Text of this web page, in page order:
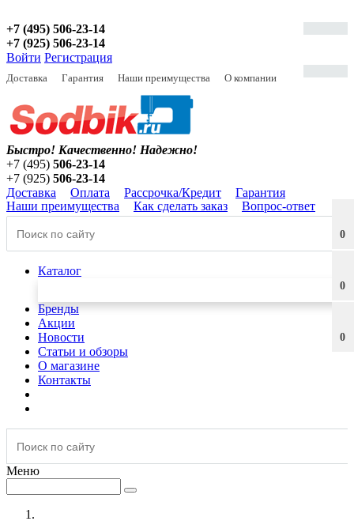
+7 (495) 506-23-14
+7 (925) 506-23-14
Войти Регистрация
Доставка Гарантия Наши преимущества О компании
0
0
0
Быстро! Качественно! Надежно!
+7 (495) 506-23-14
+7 (925) 506-23-14
Доставка
Оплата Рассрочка/Кредит
Гарантия
Наши преимущества
Как сделать заказ Вопрос-ответ
Каталог
Бренды
Акции
Новости
Статьи и обзоры
О магазине
Контакты
Меню